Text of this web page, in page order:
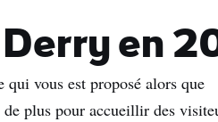
en
vous est proposé alors que
plus pour accueillir des